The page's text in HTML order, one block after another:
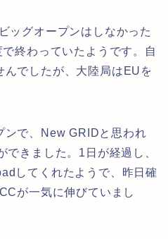
ッグオープンはしなかった
終わっていたようです。自
でしたが、大陸局はEUを
ンで、New GRIDと思われ
できました。1日が経過し、
してくれたようで、昨日確
が一気に伸びていまし